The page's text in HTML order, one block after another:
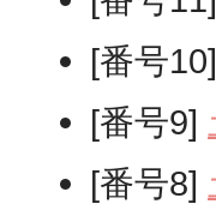
[番号10]
[番号9]
[番号8]